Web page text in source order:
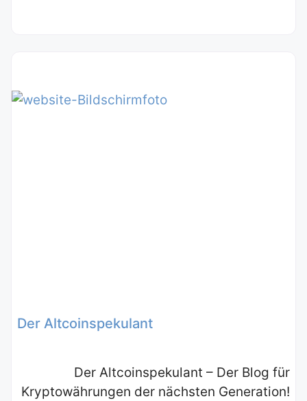
Der Altcoinspekulant
Der Altcoinspekulant – Der Blog für
Kryptowährungen der nächsten Generation!